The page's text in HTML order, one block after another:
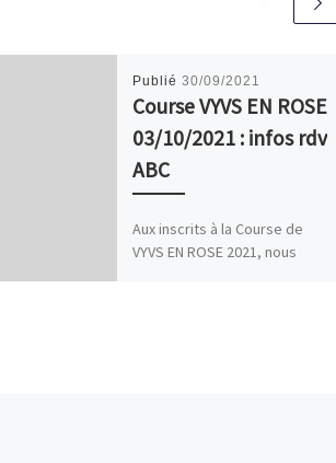
Publié 30/09/2021
Course VYVS EN ROSE
03/10/2021 : infos rdv
ABC
Aux inscrits à la Course de
VYVS EN ROSE 2021, nous